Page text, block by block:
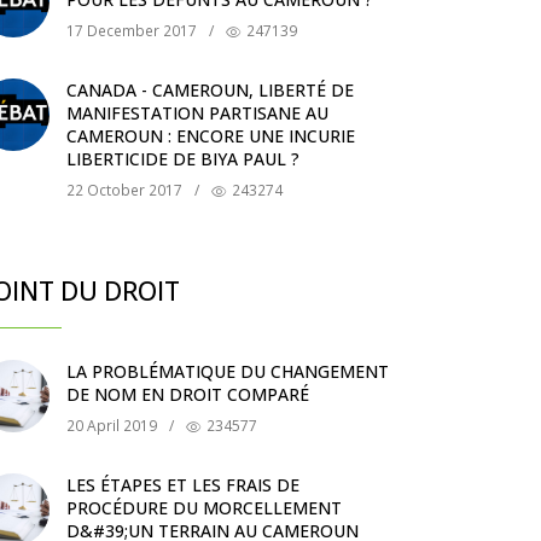
17 December 2017 / 247139
CANADA - CAMEROUN, LIBERTÉ DE
MANIFESTATION PARTISANE AU
CAMEROUN : ENCORE UNE INCURIE
LIBERTICIDE DE BIYA PAUL ?
22 October 2017 / 243274
DU DROIT
LA PROBLÉMATIQUE DU CHANGEMENT
DE NOM EN DROIT COMPARÉ
20 April 2019 / 234577
LES ÉTAPES ET LES FRAIS DE
PROCÉDURE DU MORCELLEMENT
D&#39;UN TERRAIN AU CAMEROUN